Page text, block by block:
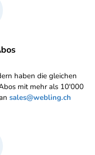
haben die gleichen
mit mehr als 10'000
sales@webling.ch